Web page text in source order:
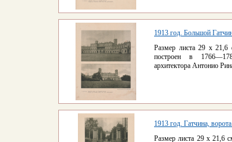
1913 год. Большой
Размер листа 29 x 21,6
построен в
архитектора Антонио
1913 год. Гатчина,
Размер листа 29 x 21,6